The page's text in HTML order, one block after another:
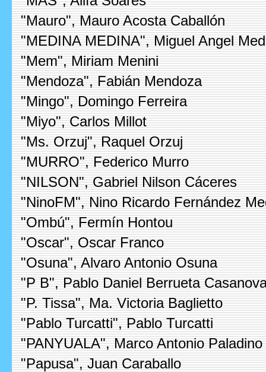
"Mauro", Mauro Acosta Caballón
"MEDINA MEDINA", Miguel Angel
"Mem", Miriam Menini
"Mendoza", Fabián Mendoza
"Mingo", Domingo Ferreira
"Miyo", Carlos Millot
"Ms. Orzuj", Raquel Orzuj
"MURRO", Federico Murro
"NILSON", Gabriel Nilson Cáceres
"NinoFM", Nino Ricardo Fernández
"Ombú", Fermín Hontou
"Oscar", Oscar Franco
"Osuna", Alvaro Antonio Osuna
"P B", Pablo Daniel Berrueta
"P. Tissa", Ma. Victoria Baglietto
"Pablo Turcatti", Pablo Turcatti
"PANYUALA", Marco Antonio
"Papusa", Juan Caraballo